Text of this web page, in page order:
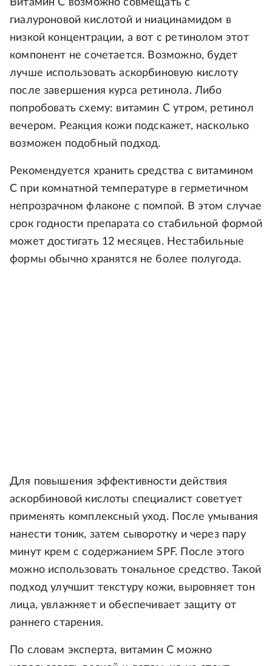
Витамин С возможно совмещать с
гиалуроновой кислотой и ниацинамидом в
низкой концентрации, а вот с ретинолом этот
компонент не сочетается. Возможно, будет
лучше использовать аскорбиновую кислоту
после завершения курса ретинола. Либо
попробовать схему: витамин С утром, ретинол
вечером. Реакция кожи подскажет, насколько
возможен подобный подход.
Рекомендуется хранить средства с витамином
С при комнатной температуре в герметичном
непрозрачном флаконе с помпой. В этом случае
срок годности препарата со стабильной формой
может достигать 12 месяцев. Нестабильные
формы обычно хранятся не более полугода.
Для повышения эффективности действия
аскорбиновой кислоты специалист советует
применять комплексный уход. После умывания
нанести тоник, затем сыворотку и через пару
минут крем с содержанием SPF. После этого
можно использовать тональное средство. Такой
подход улучшит текстуру кожи, выровняет тон
лица, увлажняет и обеспечивает защиту от
раннего старения.
По словам эксперта, витамин С можно